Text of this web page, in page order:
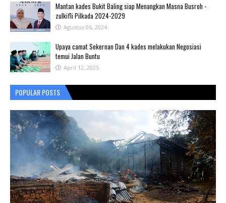
Mantan kades Bukit Baling siap Menangkan Masna Busroh -
zulkifli Pilkada 2024-2029
Agustus 06, 2024
Upaya camat Sekernan Dan 4 kades melakukan Negosiasi
temui Jalan Buntu
April 12, 2025
POPULAR POSTS